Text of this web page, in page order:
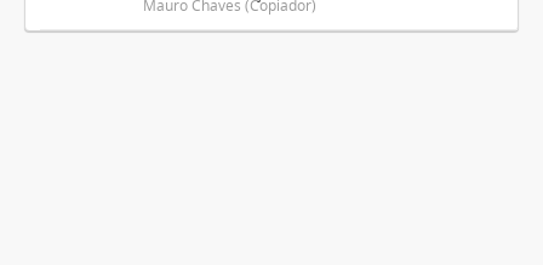
Mauro Chaves (Copiador)